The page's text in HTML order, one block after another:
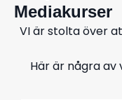
Mediakurser
VI är stolta över
Här är några av